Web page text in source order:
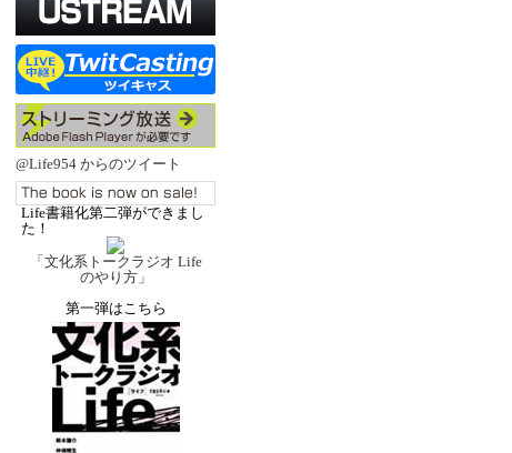
@Life954 からのツイート
Life書籍化第二弾ができまし
た！
「文化系トークラジオ Life
のやり方」
第一弾はこちら